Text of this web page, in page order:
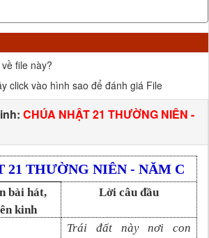
file này?
click vào hình sao để đánh giá File
CHÚA NHẬT 21 THƯỜNG NIÊN -
21 THƯỜNG NIÊN - NĂM C
bài hát,
kinh
Lời câu đầu
Trái đất này nơi con